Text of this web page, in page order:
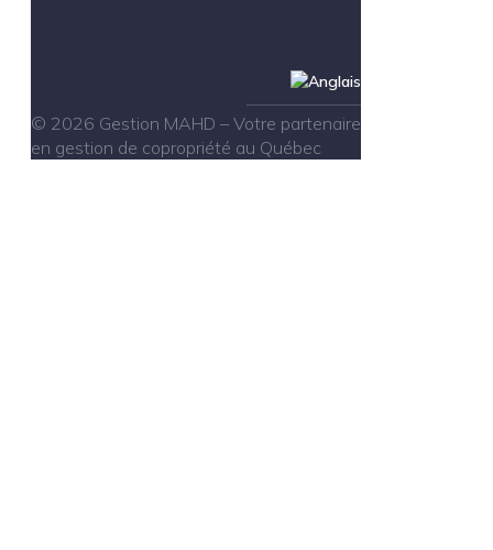
© 2026 Gestion MAHD – Votre partenaire
en gestion de copropriété au Québec